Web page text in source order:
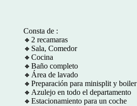
Consta de :
🔸2 recamaras
🔸Sala, Comedor
🔸Cocina
🔸Baño completo
🔸Área de lavado
🔸Preparación para minisplit y boiler
🔸Azulejo en todo el departamento
🔸Estacionamiento para un coche